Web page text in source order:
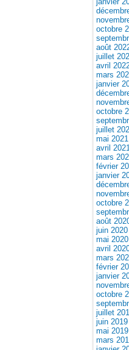
octobre
août
juillet
avril
mars
janvier
octobre
juillet
mai 2021
avril
mars
février
janvier
octobre
août
juin 2020
mai 2020
avril
mars
février
janvier
octobre
juillet
juin 2019
mai 2019
mars